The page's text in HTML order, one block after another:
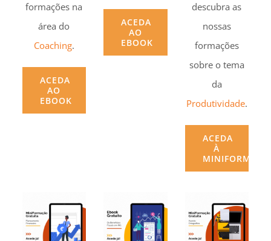
formações na
área do
Coaching.
ACEDA
AO
EBOOK
ACEDA
AO
EBOOK
descubra as
nossas
formações
sobre o tema
da
Produtividade.
ACEDA
À